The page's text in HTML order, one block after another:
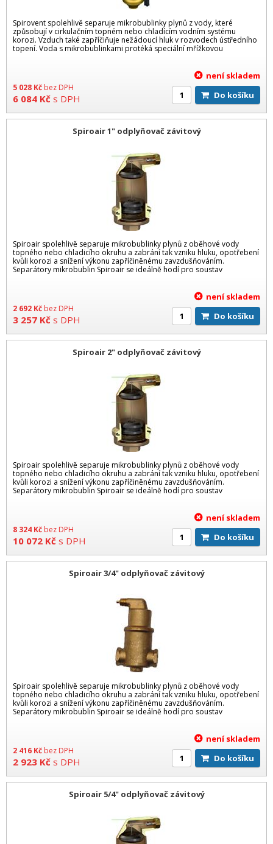
Spirovent spolehlivě separuje mikrobublinky plynů z vody, které
způsobují v cirkulačním topném nebo chladícím vodním systému
korozi. Vzduch také zapříčiňuje nežádoucí hluk v rozvodech ústředního
topení. Voda s mikrobublinkami protéká speciální mřížkovou
5 028 Kč bez DPH
6 084 Kč s DPH
není skladem
Do košíku
Spiroair 1" odplyňovač závitový
Spiroair spolehlivě separuje mikrobublinky plynů z oběhové vody
topného nebo chladicího okruhu a zabrání tak vzniku hluku, opotřebení
kvůli korozi a snížení výkonu zapříčiněnému zavzdušňováním.
Separátory mikrobublin Spiroair se ideálně hodí pro soustav
2 692 Kč bez DPH
3 257 Kč s DPH
není skladem
Do košíku
Spiroair 2" odplyňovač závitový
Spiroair spolehlivě separuje mikrobublinky plynů z oběhové vody
topného nebo chladicího okruhu a zabrání tak vzniku hluku, opotřebení
kvůli korozi a snížení výkonu zapříčiněnému zavzdušňováním.
Separátory mikrobublin Spiroair se ideálně hodí pro soustav
8 324 Kč bez DPH
10 072 Kč s DPH
není skladem
Do košíku
Spiroair 3/4" odplyňovač závitový
Spiroair spolehlivě separuje mikrobublinky plynů z oběhové vody
topného nebo chladicího okruhu a zabrání tak vzniku hluku, opotřebení
kvůli korozi a snížení výkonu zapříčiněnému zavzdušňováním.
Separátory mikrobublin Spiroair se ideálně hodí pro soustav
2 416 Kč bez DPH
2 923 Kč s DPH
není skladem
Do košíku
Spiroair 5/4" odplyňovač závitový